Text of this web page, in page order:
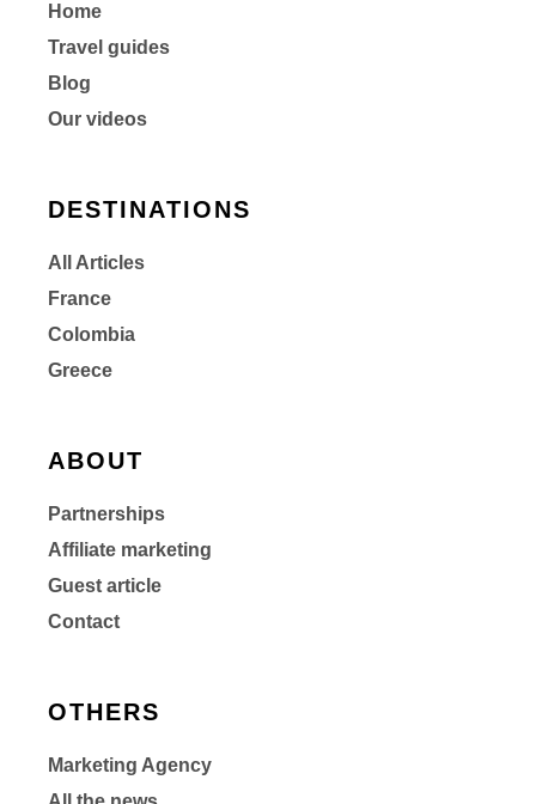
Home
Travel guides
Blog
Our videos
DESTINATIONS
All Articles
France
Colombia
Greece
ABOUT
Partnerships
Affiliate marketing
Guest article
Contact
OTHERS
Marketing Agency